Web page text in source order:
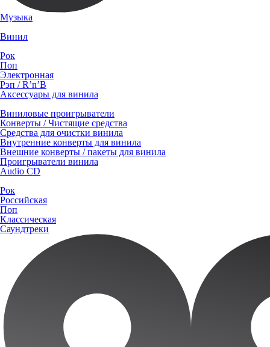
Музыка
Винил
Рок
Поп
Электронная
Рэп / R’n’B
Аксессуары для винила
Виниловые проигрыватели
Конверты / Чистящие средства
Средства для очистки винила
Внутренние конверты для винила
Внешние конверты / пакеты для винила
Проигрыватели винила
Audio CD
Рок
Российская
Поп
Классическая
Саундтреки